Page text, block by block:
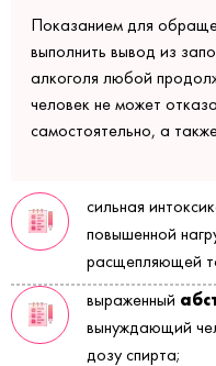
Показанием для
выполнить вывод из
алкоголя любой
человек не может
самостоятельно, а
сильная
повышенной
расщепляющей
выраженный
вынуждающий
дозу спирта;